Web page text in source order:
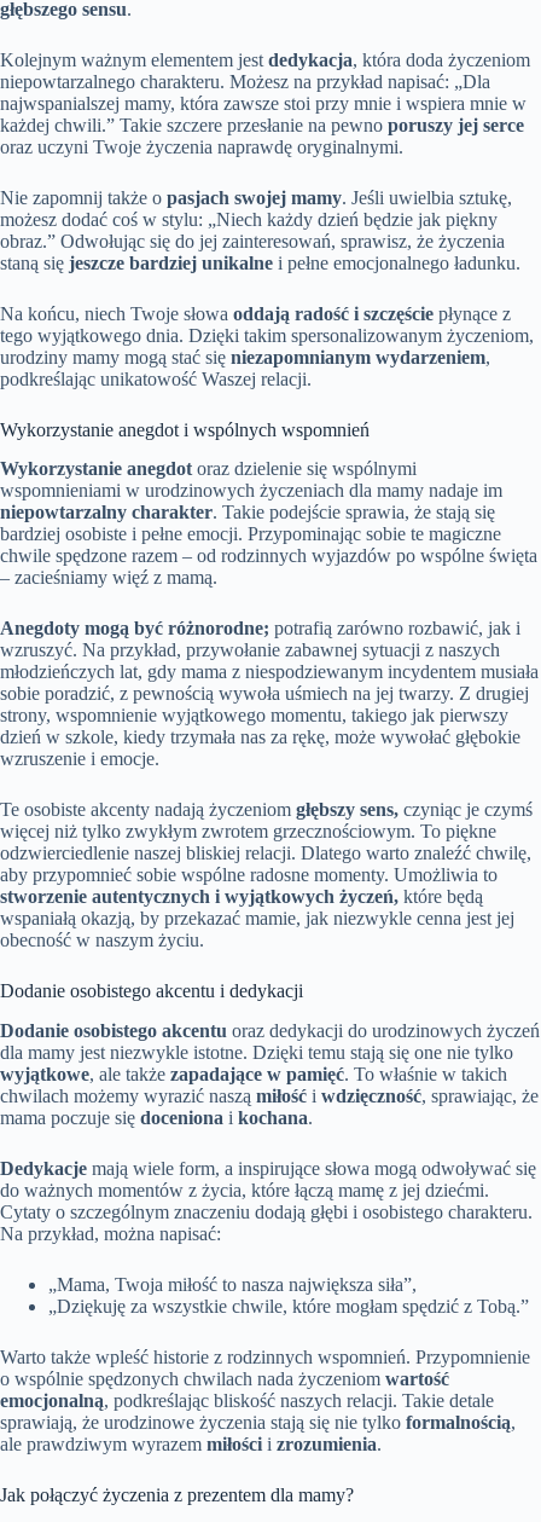
głębszego sensu.
Kolejnym ważnym elementem jest dedykacja, która doda życzeniom
niepowtarzalnego charakteru. Możesz na przykład napisać: „Dla
najwspanialszej mamy, która zawsze stoi przy mnie i wspiera mnie w
każdej chwili.” Takie szczere przesłanie na pewno poruszy jej serce
oraz uczyni Twoje życzenia naprawdę oryginalnymi.
Nie zapomnij także o pasjach swojej mamy. Jeśli uwielbia sztukę,
możesz dodać coś w stylu: „Niech każdy dzień będzie jak piękny
obraz.” Odwołując się do jej zainteresowań, sprawisz, że życzenia
staną się jeszcze bardziej unikalne i pełne emocjonalnego ładunku.
Na końcu, niech Twoje słowa oddają radość i szczęście płynące z
tego wyjątkowego dnia. Dzięki takim spersonalizowanym życzeniom,
urodziny mamy mogą stać się niezapomnianym wydarzeniem,
podkreślając unikatowość Waszej relacji.
Wykorzystanie anegdot i wspólnych wspomnień
Wykorzystanie anegdot oraz dzielenie się wspólnymi
wspomnieniami w urodzinowych życzeniach dla mamy nadaje im
niepowtarzalny charakter. Takie podejście sprawia, że stają się
bardziej osobiste i pełne emocji. Przypominając sobie te magiczne
chwile spędzone razem – od rodzinnych wyjazdów po wspólne święta
– zacieśniamy więź z mamą.
Anegdoty mogą być różnorodne; potrafią zarówno rozbawić, jak i
wzruszyć. Na przykład, przywołanie zabawnej sytuacji z naszych
młodzieńczych lat, gdy mama z niespodziewanym incydentem musiała
sobie poradzić, z pewnością wywoła uśmiech na jej twarzy. Z drugiej
strony, wspomnienie wyjątkowego momentu, takiego jak pierwszy
dzień w szkole, kiedy trzymała nas za rękę, może wywołać głębokie
wzruszenie i emocje.
Te osobiste akcenty nadają życzeniom głębszy sens, czyniąc je czymś
więcej niż tylko zwykłym zwrotem grzecznościowym. To piękne
odzwierciedlenie naszej bliskiej relacji. Dlatego warto znaleźć chwilę,
aby przypomnieć sobie wspólne radosne momenty. Umożliwia to
stworzenie autentycznych i wyjątkowych życzeń, które będą
wspaniałą okazją, by przekazać mamie, jak niezwykle cenna jest jej
obecność w naszym życiu.
Dodanie osobistego akcentu i dedykacji
Dodanie osobistego akcentu oraz dedykacji do urodzinowych życzeń
dla mamy jest niezwykle istotne. Dzięki temu stają się one nie tylko
wyjątkowe, ale także zapadające w pamięć. To właśnie w takich
chwilach możemy wyrazić naszą miłość i wdzięczność, sprawiając, że
mama poczuje się doceniona i kochana.
Dedykacje mają wiele form, a inspirujące słowa mogą odwoływać się
do ważnych momentów z życia, które łączą mamę z jej dziećmi.
Cytaty o szczególnym znaczeniu dodają głębi i osobistego charakteru.
Na przykład, można napisać:
„Mama, Twoja miłość to nasza największa siła”,
„Dziękuję za wszystkie chwile, które mogłam spędzić z Tobą.”
Warto także wpleść historie z rodzinnych wspomnień. Przypomnienie
o wspólnie spędzonych chwilach nada życzeniom wartość
emocjonalną, podkreślając bliskość naszych relacji. Takie detale
sprawiają, że urodzinowe życzenia stają się nie tylko formalnością,
ale prawdziwym wyrazem miłości i zrozumienia.
Jak połączyć życzenia z prezentem dla mamy?